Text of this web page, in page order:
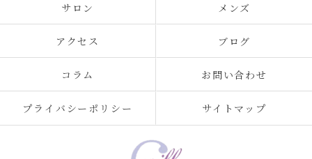
サロン メンズ
アクセス ブログ
コラム お問い合わせ
プライバシーポリシー サイトマップ